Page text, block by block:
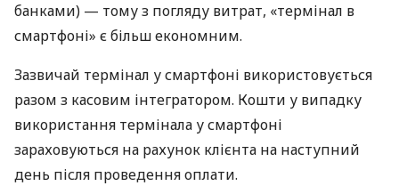
банками) — тому з погляду витрат, «термінал в
смартфоні» є більш економним.
Зазвичай термінал у смартфоні використовується
разом з касовим інтегратором. Кошти у випадку
використання термінала у смартфоні
зараховуються на рахунок клієнта на наступний
день після проведення оплати.